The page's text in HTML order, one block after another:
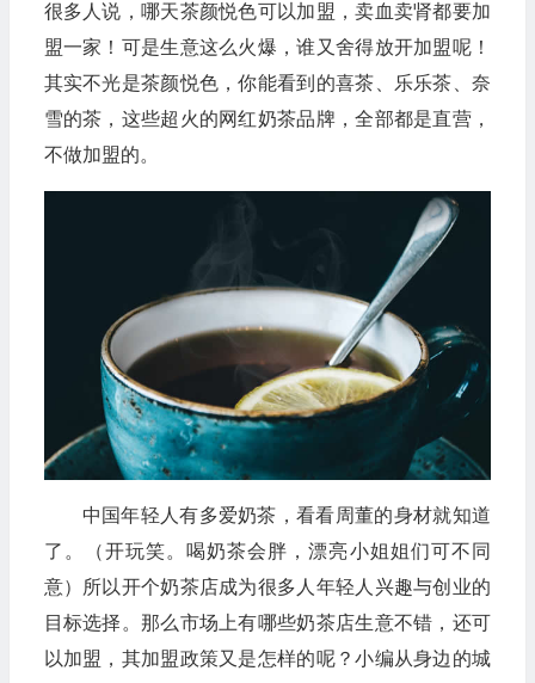
很多人说，哪天茶颜悦色可以加盟，卖血卖肾都要加
盟一家！可是生意这么火爆，谁又舍得放开加盟呢！
其实不光是茶颜悦色，你能看到的喜茶、乐乐茶、奈
雪的茶，这些超火的网红奶茶品牌，全部都是直营，
不做加盟的。
中国年轻人有多爱奶茶，看看周董的身材就知道
了。（开玩笑。喝奶茶会胖，漂亮小姐姐们可不同
意）所以开个奶茶店成为很多人年轻人兴趣与创业的
目标选择。那么市场上有哪些奶茶店生意不错，还可
以加盟，其加盟政策又是怎样的呢？小编从身边的城